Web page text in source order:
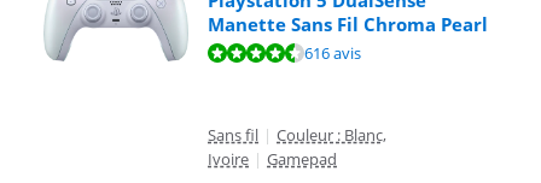
Manette Sans Fil Chroma Pearl
La note est de 9,4 sur 10, basée sur 616 avis.
616 avis
Sans fil | Couleur : Blanc,
Ivoire | Gamepad